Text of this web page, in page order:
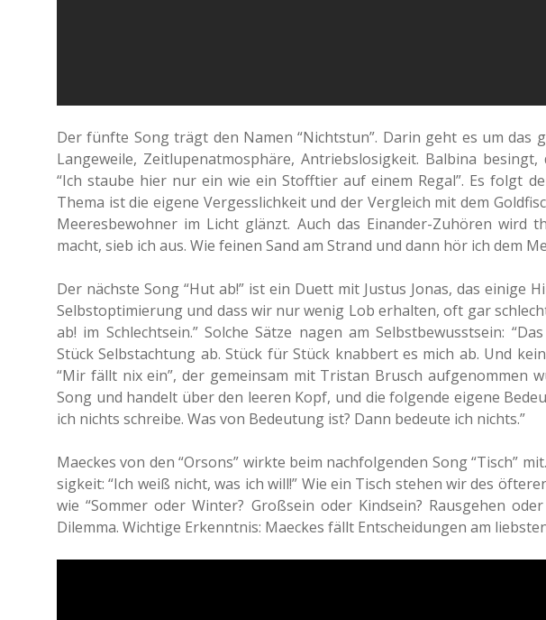
Der fünfte Song trägt den Namen “Nichts­tun”. Darin geht es um das
Lan­ge­wei­le, Zeit­lu­pen­at­mo­sphä­re, Antriebs­lo­sig­keit. Bal­bi­na
“Ich staube hier nur ein wie ein Stoff­tier auf einem Regal”. Es folgt
Thema ist die eigene Ver­gess­lich­keit und der Ver­gleich mit dem
Mee­res­be­woh­ner im Licht glänzt. Auch das Ein­an­der-Zuhö­ren wird
macht, sieb ich aus. Wie feinen Sand am Strand und dann hör ich dem
Der nächs­te Song “Hut ab!” ist ein Duett mit Justus Jonas, das einige
Selbst­op­ti­mie­rung und dass wir nur wenig Lob erhal­ten, oft gar
ab! im Schlecht­sein.” Solche Sätze nagen am Selbst­be­wusst­sein:
Stück Selbst­ach­tung ab. Stück für Stück knab­bert es mich ab. Und
“Mir fällt nix ein”, der gemein­sam mit Tris­tan Brusch auf­ge­nom­men
Song und han­delt über den leeren Kopf, und die fol­gen­de eigene
ich nichts schrei­be. Was von Bedeu­tung ist? Dann bedeu­te ich nichts.”
Mae­ckes von den “Orsons” wirkte beim nach­fol­gen­den Song “Tisch”
sig­keit: “Ich weiß nicht, was ich will!” Wie ein Tisch stehen wir des
wie “Sommer oder Winter? Groß­sein oder Kind­sein? Raus­ge­hen
Dilem­ma. Wich­ti­ge Erkennt­nis: Mae­ckes fällt Ent­schei­dun­gen am